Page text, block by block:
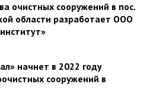
очистных сооружений в пос.
области разработает ООО
начнет в 2022 году
сооружений в